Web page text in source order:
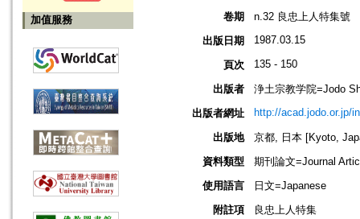
加值服務
卷期
n.32 良忠上人特集號
出版日期
1987.03.15
頁次 135 - 150
出版者
浄土宗教学院=Jodo
出版者網址
http://acad.jodo.or.jp/
出版地
京都, 日本 [Kyoto,
資料類型
期刊論文=Journal
使用語言
日文=Japanese
附註項
良忠上人特集